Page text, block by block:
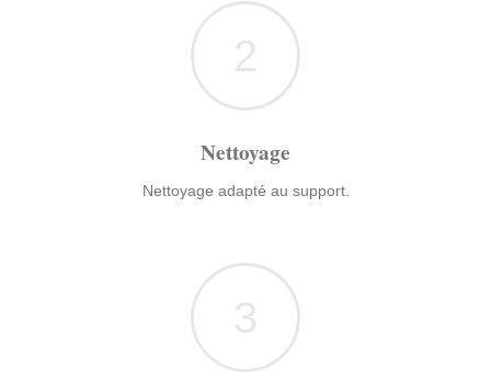
2
Nettoyage
Nettoyage adapté au support.
3